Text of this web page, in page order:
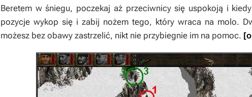
Beretem w śniegu, poczekaj aż przeciwnicy się uspokoją i
pozycje wykop się i zabij nożem tego, który wraca na molo.
możesz bez obawy zastrzelić, nikt nie przybiegnie im na pomoc.